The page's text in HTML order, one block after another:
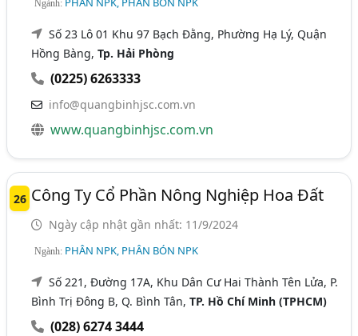
Ngành:
Số 23 Lô 01 Khu 97 Bạch Đằng, Phường Hạ Lý, Quận
Hồng Bàng,Tp. Hải Phòng
(0225) 6263333
info@quangbinhjsc.com.vn
www.quangbinhjsc.com.vn
26 Công Ty Cổ Phần Nông Nghiệp Hoa Đất
Ngày cập nhật gần nhất: 11/9/2024
Ngành: PHÂN NPK, PHÂN BÓN NPK
Số 221, Đường 17A, Khu Dân Cư Hai Thành Tên Lửa, P.
Bình Trị Đông B, Q. Bình Tân,TP. Hồ Chí Minh (TPHCM)
(028) 6274 3444